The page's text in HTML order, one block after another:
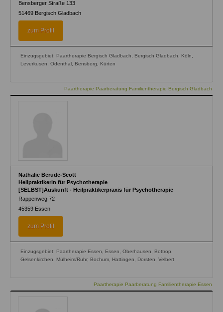
Bensberger Straße 133
51469 Bergisch Gladbach
zum Profil
Einzugsgebiet: Paartherapie Bergisch Gladbach, Bergisch Gladbach, Köln,
Leverkusen, Odenthal, Bensberg, Kürten
Paartherapie Paarberatung Familientherapie Bergisch Gladbach
Nathalie Berude-Scott
Heilpraktikerin für Psychotherapie
[SELBST]Auskunft - Heilpraktikerpraxis für Psychotherapie
Rappenweg 72
45359 Essen
zum Profil
Einzugsgebiet: Paartherapie Essen, Essen, Oberhausen, Bottrop,
Gelsenkirchen, Mülheim/Ruhr, Bochum, Hattingen, Dorsten, Velbert
Paartherapie Paarberatung Familientherapie Essen